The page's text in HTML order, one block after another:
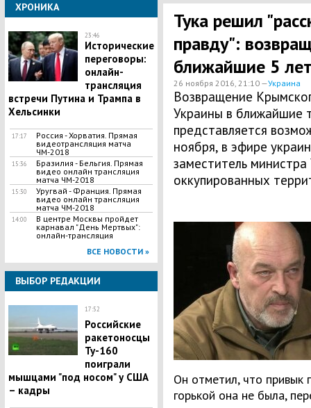
ХРОНИКА
23:46
Исторические
переговоры:
онлайн-
трансляция
встречи Путина и Трампа в
Хельсинки
17:17
Россия - Хорватия. Прямая
видеотрансляция матча
ЧМ-2018
15:36
Бразилия - Бельгия. Прямая
видео онлайн трансляция
матча ЧМ-2018
15:30
Уругвай - Франция. Прямая
видео онлайн трансляция
матча ЧМ-2018
14:00
В центре Москвы пройдет
карнавал "День Мертвых":
онлайн-трансляция
ВСЕ НОВОСТИ »
ВЫБОР РЕДАКЦИИ
17:52
Российские
ракетоносцы
Ту-160
поиграли
мышцами "под носом" у США
– кадры
Тука решил
правду":
ближайшие 5
26 ноября 2016, 21:10 —Украина
Возвращение
Украины в ближайшие
представляется
ноября, в эфире
заместитель
оккупированных
Он отметил, что привык
горькой она не была,